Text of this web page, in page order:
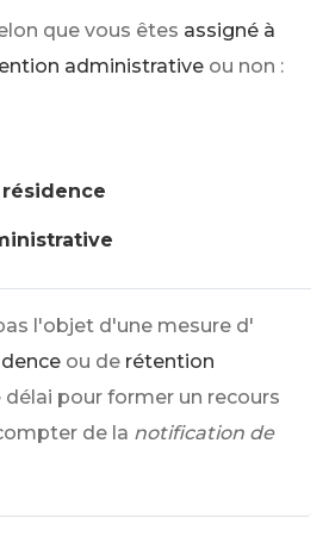
que vous êtes assigné à
administrative ou non :
l'objet d'une mesure d'
ou de rétention
délai pour former un recours
de la notification de